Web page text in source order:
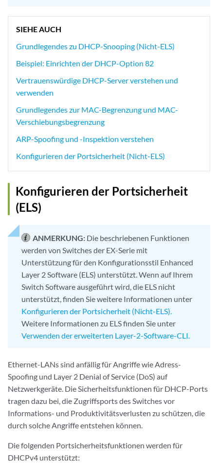
SIEHE AUCH
Grundlegendes zu DHCP-Snooping (Nicht-ELS)
Beispiel: Einrichten der DHCP-Option 82
Vertrauenswürdige DHCP-Server verstehen und
verwenden
Grundlegendes zur MAC-Begrenzung und MAC-
Verschiebungsbegrenzung
ARP-Spoofing und -Inspektion verstehen
Konfigurieren der Portsicherheit (Nicht-ELS)
Konfigurieren der Portsicherheit
(ELS)
ANMERKUNG: Die beschriebenen Funktionen
werden von Switches der EX-Serie mit
Unterstützung für den Konfigurationsstil Enhanced
Layer 2 Software (ELS) unterstützt. Wenn auf Ihrem
Switch Software ausgeführt wird, die ELS nicht
unterstützt, finden Sie weitere Informationen unter
Konfigurieren der Portsicherheit (Nicht-ELS).
Weitere Informationen zu ELS finden Sie unter
Verwenden der erweiterten Layer-2-Software-CLI.
Ethernet-LANs sind anfällig für Angriffe wie Adress-
Spoofing und Layer 2 Denial of Service (DoS) auf
Netzwerkgeräte. Die Sicherheitsfunktionen für DHCP-Ports
tragen dazu bei, die Zugriffsports des Switches vor
Informations- und Produktivitätsverlusten zu schützen, die
durch solche Angriffe entstehen können.
Die folgenden Portsicherheitsfunktionen werden für
DHCPv4 unterstützt: